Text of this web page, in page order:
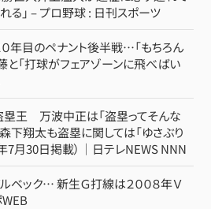
る」 – プロ野球 : 日刊スポーツ
年目のペナント後半戦…「もちろん
と「打球がフェアゾーンに飛べばい
塁王 万波中正は「盗塁ってそんな
下翔太も盗塁に関しては「ゆさぶり
7月30日掲載）｜日テレNEWS NNN
ルベック… 新生Ｇ打線は２００８年Ｖ